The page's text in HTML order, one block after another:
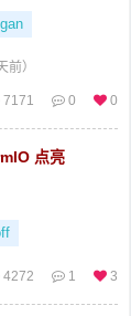
）
7171 0 0
点亮
4272 1 3